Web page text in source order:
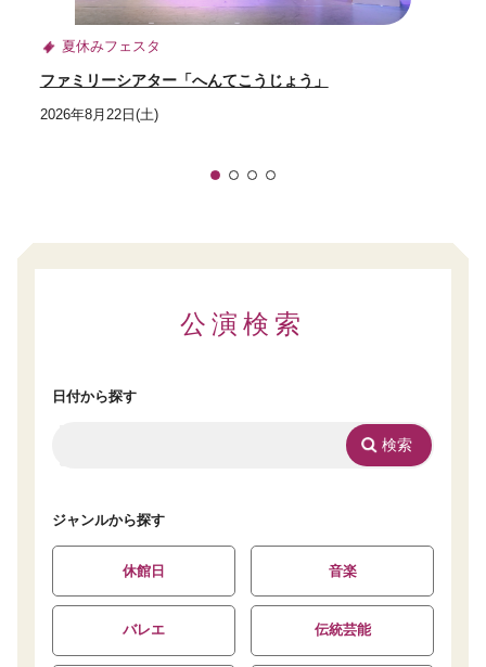
夏休みフェスタ
ファミリーシアター「へんてこうじょう」
2026年8月22日(土)
1 2
公演検索
日付から探す
ジャンルから探す
休館日 音楽
バレエ 伝統芸能